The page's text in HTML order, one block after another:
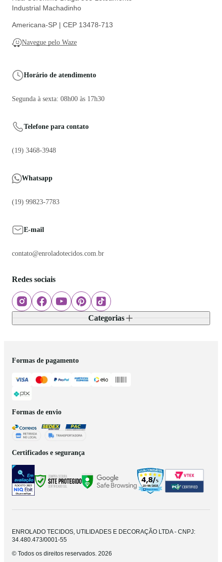
Industrial Machadinho
Americana-SP | CEP 13478-713
Navegue pelo Waze
Horário de atendimento
Segunda à sexta: 08h00 às 17h30
Telefone para contato
(19) 3468-3948
Whatsapp
(19) 99823-7783
E-mail
contato@enroladotecidos.com.br
Redes sociais
Categorias
Formas de pagamento
Formas de envio
Certificados e segurança
ENROLADO TECIDOS, UTILIDADES E DECORAÇÃO LTDA - CNPJ:
34.480.473/0001-55
© Todos os direitos reservados. 2026